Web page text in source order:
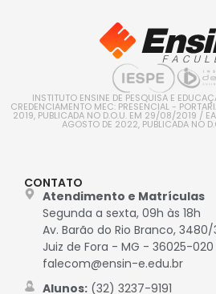
INSTITUTO ENSINE DE PESQUISA E
CREDENCIAMENTO MEC: PRESENCIAL -
2019, PUBLICADA NO D.O.U. EM 29/08/2019 /
AGOSTO DE 2022, PUBLICADA NO
CONTATO
Atendimento e Matrículas
Segunda a sexta, 09h às 18h
Av. Barão do Rio Branco, 3480/
Juiz de Fora - MG - 36025-020
falecom@ensin-e.edu.br
Alunos:(32) 3237-9191